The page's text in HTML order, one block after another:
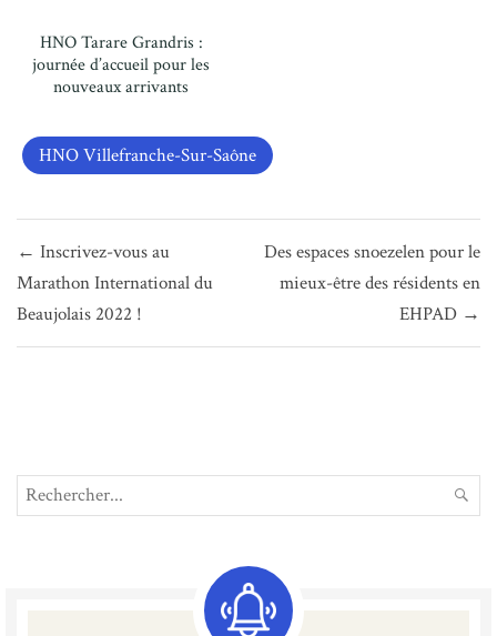
HNO Tarare Grandris :
journée d’accueil pour les
nouveaux arrivants
HNO Villefranche-Sur-Saône
de
l’article
← Inscrivez-vous au
Marathon International du
Beaujolais 2022 !
Des espaces snoezelen pour le
mieux-être des résidents en
EHPAD →
Search
for: